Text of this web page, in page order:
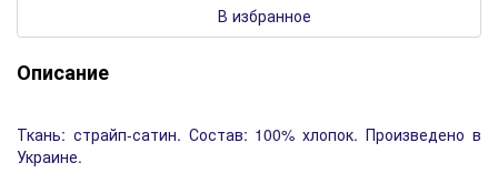
В избранное
Описание
Ткань: страйп-сатин. Состав: 100% хлопок. Произведено в
Украине.